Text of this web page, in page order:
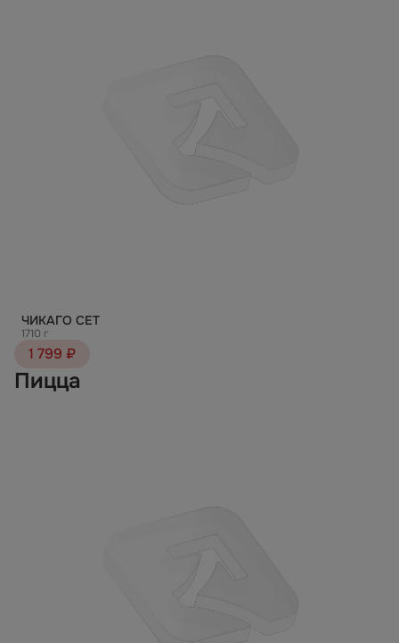
ЧИКАГО СЕТ
1710 г
1 799 ₽
Пицца